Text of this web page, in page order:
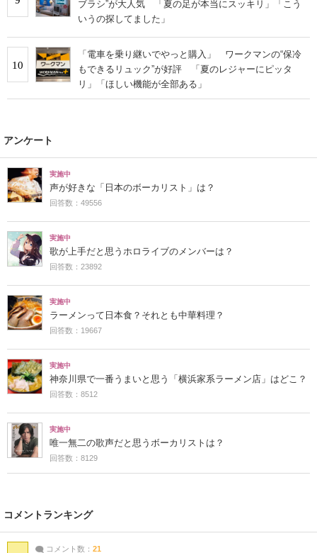
ブラシ”が大人気 「夏の足が本当にスッキリ」「こう
いうの探してました」
10
「電車を乗り継いでやっと購入」 ワークマンの“保冷
もできるリュック”が好評 「夏のレジャーにピッタ
リ」「ほしい機能が全部ある」
アンケート
実施中
声が好きな「日本のボーカリスト」は？
回答数：49556
実施中
歌が上手だと思うホロライブのメンバーは？
回答数：23892
実施中
ラーメンって日本食？それとも中華料理？
回答数：19667
実施中
神奈川県で一番うまいと思う「横浜家系ラーメン店」はどこ？
回答数：8512
実施中
唯一無二の歌声だと思うボーカリストは？
回答数：8129
コメントランキング
コメント数： 21